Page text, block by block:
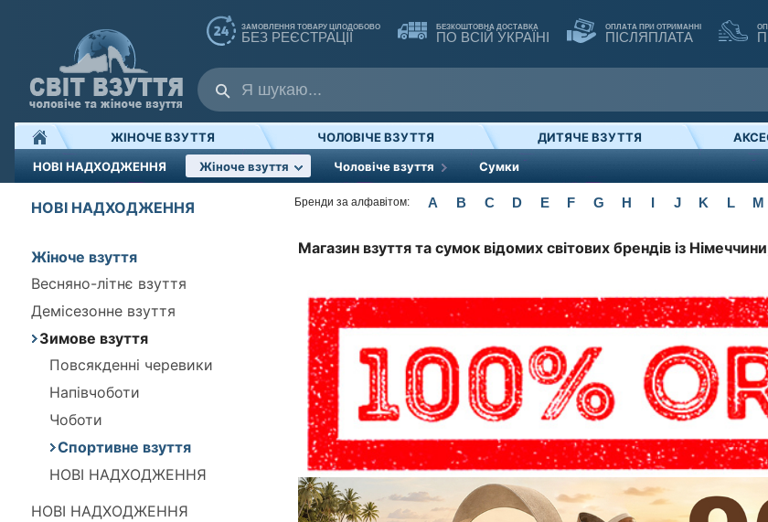
ЗАМОВЛЕННЯ ТОВАРУ ЦІЛОДОБОВО
БЕЗ РЕЄСТРАЦІЇ
БЕЗКОШТОВНА ДОСТАВКА
ПО ВСІЙ УКРАЇНІ
ОПЛАТА ПРИ ОТРИМАННІ
ПІСЛЯПЛАТА
ЖІНОЧЕ ВЗУТТЯ ЧОЛОВІЧЕ ВЗУТТЯ ДИТЯЧЕ ВЗУТТЯ
НОВІ НАДХОДЖЕННЯ
Жіноче взуття Чоловіче взуття Сумки
НОВІ НАДХОДЖЕННЯ
Жіноче взуття
Весняно-літнє взуття
Демісезонне взуття
Зимове взуття
Повсякденні черевики
Напівчоботи
Чоботи
Спортивне взуття
НОВІ НАДХОДЖЕННЯ
НОВІ НАДХОДЖЕННЯ
Магазин взуття та сумок відомих світових брендів із
Бренди за алфавітом: A B C D E F G H I J K L M